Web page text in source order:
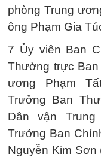
phòng Trung
ông Phạm Gia
7 Ủy viên Ban
Thường trực
ương Phạm
Trưởng Ban
Dân vận
Trưởng Ban
Nguyễn Kim